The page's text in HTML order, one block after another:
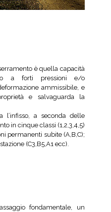
è quella capacità
a forti pressioni e/o
ammissibile, e
e salvaguarda la
l’infisso, a seconda delle
in cinque classi (1,2,3,4,5)
permanenti subite (A,B,C);
(C3,B5,A1 ecc).
fondamentale, un